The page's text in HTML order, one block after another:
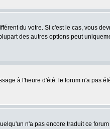
du votre. Si c'est le cas, vous
des autres options peut
à l'heure d'été. le forum n'a pas
n'a pas encore traduit ce